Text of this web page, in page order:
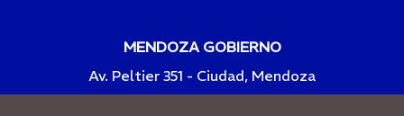
MENDOZA GOBIERNO
Av. Peltier 351 - Ciudad, Mendoza